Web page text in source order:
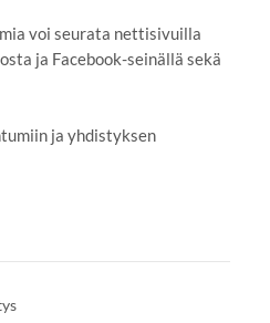
voi seurata nettisivuilla
ja Facebook-seinällä sekä
ja yhdistyksen